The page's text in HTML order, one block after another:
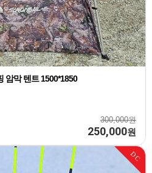
암막 텐트 1500*1850
300,000원
250,000원
DC